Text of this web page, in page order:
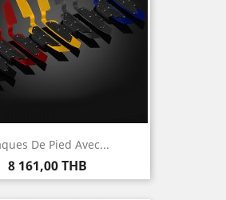
De Pied Avec...
Prix
8 161,00 THB